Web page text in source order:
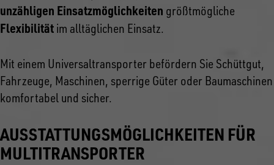
unzähligen Einsatzmöglichkeiten größtmögliche
Flexibilität im alltäglichen Einsatz.
Mit einem Universaltransporter befördern Sie Schüttgut,
Fahrzeuge, Maschinen, sperrige Güter oder Baumaschinen
komfortabel und sicher.
AUSSTATTUNGSMÖGLICHKEITEN FÜR
MULTITRANSPORTER